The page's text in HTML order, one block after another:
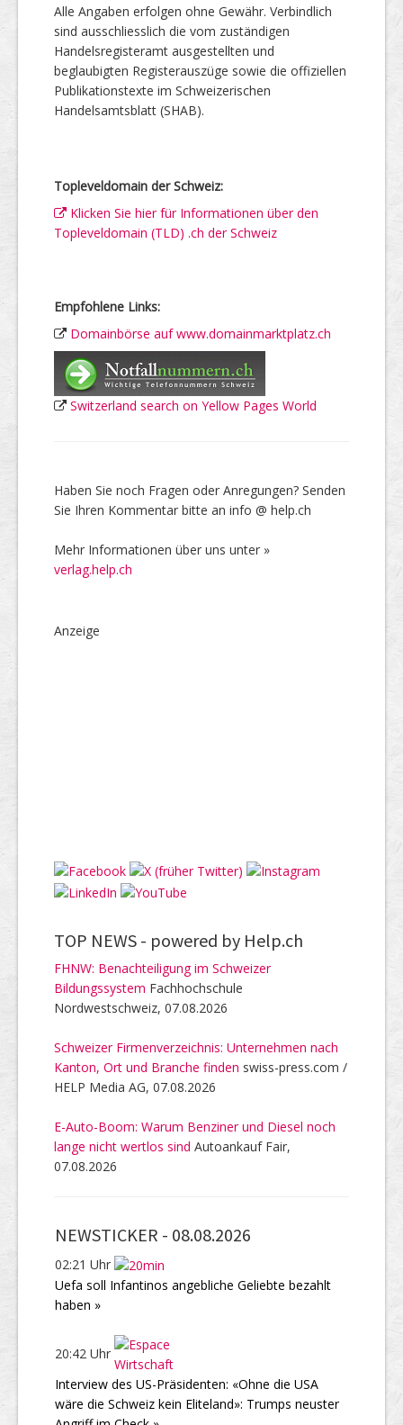
Alle Angaben erfolgen ohne Gewähr. Verbindlich
sind ausschliesslich die vom zuständigen
Handelsregisteramt ausgestellten und
beglaubigten Registerauszüge sowie die offiziellen
Publikationstexte im Schweizerischen
Handelsamtsblatt (SHAB).
Topleveldomain der Schweiz:
Klicken Sie hier für Informationen über den
Topleveldomain (TLD) .ch der Schweiz
Empfohlene Links:
Domainbörse auf www.domainmarktplatz.ch
Switzerland search on Yellow Pages World
Haben Sie noch Fragen oder Anregungen? Senden
Sie Ihren Kommentar bitte an info @ help.ch
Mehr Informationen über uns unter »
verlag.help.ch
Anzeige
TOP NEWS - powered by Help.ch
FHNW: Benachteiligung im Schweizer
Bildungssystem Fachhochschule
Nordwestschweiz, 07.08.2026
Schweizer Firmenverzeichnis: Unternehmen nach
Kanton, Ort und Branche finden swiss-press.com /
HELP Media AG, 07.08.2026
E-Auto-Boom: Warum Benziner und Diesel noch
lange nicht wertlos sind Autoankauf Fair,
07.08.2026
NEWSTICKER - 08.08.2026
02:21 Uhr
Uefa soll Infantinos angebliche Geliebte bezahlt
haben »
20:42 Uhr
Interview des US-Präsidenten: «Ohne die USA
wäre die Schweiz kein Eliteland»: Trumps neuster